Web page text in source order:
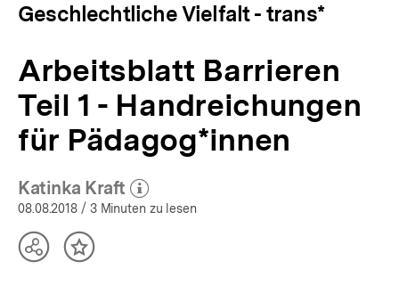
Pädagog*innen
Vielfalt
trans*
bpb.de
Geschlechtliche Vielfalt - trans*
Arbeitsblatt Barrieren
Teil 1 - Handreichungen
für Pädagog*innen
Katinka Kraft
(Mehr zum Autor)
öffnen
08.08.2018 / 3 Minuten zu lesen
TeilenInhalt